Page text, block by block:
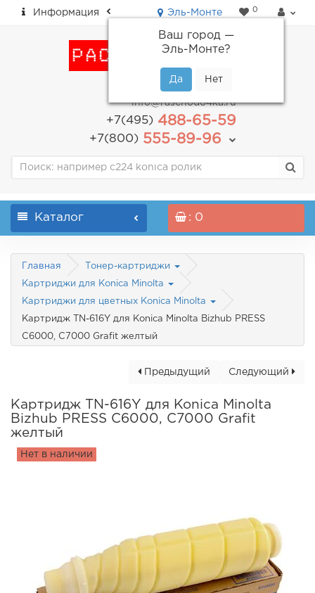
Информация Эль-Монте
Ваш город —
Эль-Монте?
0
пн-пт: с 9.00 до 18.00
info@raschodo4ka.ru
+7(495)488-65-59
+7(800)555-89-96
Каталог : 0
Главная Тонер-картриджи
Картриджи для Konica Minolta
Картриджи для цветных Konica Minolta
Картридж TN-616Y для Konica Minolta Bizhub PRESS
C6000, C7000 Grafit желтый
Следующий
Предыдущий
Картридж TN-616Y для Konica Minolta
Bizhub PRESS C6000, C7000 Grafit
желтый
Нет в наличии